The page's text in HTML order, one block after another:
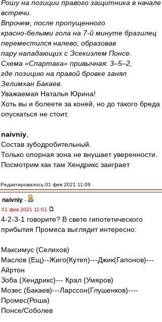
Рошу на позиции правого защитника в начале
встречи.
Впрочем, после пропущенного
красно-белыми гола на 7-й минуте бразилец
переместился налево, образовав
пару нападающих с Эсекиэлем Понсе.
Схема «Спартака» привычная: 3–5–2,
где позицию на правой бровке занял
Зелимхан Бакаев.
Уважаемая Наталья Юрина!
Хоть вы и болеете за коней, но до такого бреда
опускаться не стоит.
naivniy
Состав зубодробительный.
Только опорная зона не внушает уверенности.
Посмотрим как там Хендрикс заиграет
Редактировалось 01 фев 2021 11:09
naivniy -
01 фев 2021 11:01
4-2-3-1 говорите? В свете гипотетического
прибытия Промеса выглядит интересно:
Максимус (Селихов)
Маслов (Ещ)--Жиго(Кутеп)---Джик(Гапонов)---
Айртон
Зоба (Хендрикс)--- Крал (Умяров)
Мозес (Бакаев)---Ларссон(Глушенков)----
Промес(Роша)
Понсе/Соболев